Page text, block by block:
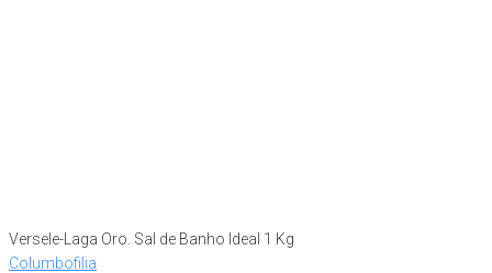
Versele-Laga Oro. Sal de Banho Ideal 1 Kg
Columbofilia